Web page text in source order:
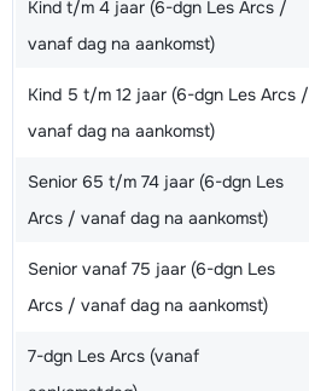
Kind t/m 4 jaar (6-dgn Les Arcs /
vanaf dag na aankomst)
Kind 5 t/m 12 jaar (6-dgn Les Arcs /
vanaf dag na aankomst)
Senior 65 t/m 74 jaar (6-dgn Les
Arcs / vanaf dag na aankomst)
Senior vanaf 75 jaar (6-dgn Les
Arcs / vanaf dag na aankomst)
7-dgn Les Arcs (vanaf